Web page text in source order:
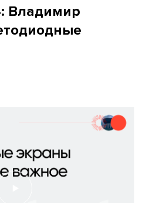
Владимир